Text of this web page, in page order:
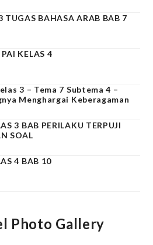
TUGAS BAHASA ARAB BAB 7
KELAS 4
3 – Tema 7 Subtema 4 –
Menghargai Keberagaman
3 BAB PERILAKU TERPUJI
SOAL
4 BAB 10
Photo Gallery